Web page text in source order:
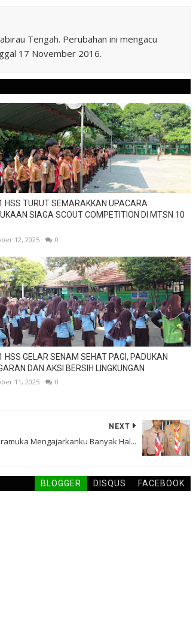
Tengah. Perubahan ini mengacu
17 November 2016.
HSS TURUT SEMARAKKAN UPACARA
SIAGA SCOUT COMPETITION DI MTSN 10
12, 2025 0
HSS GELAR SENAM SEHAT PAGI, PADUKAN
DAN AKSI BERSIH LINGKUNGAN
11, 2025 0
NEXT
Mengajarkanku Banyak Hal...
BLOGGER DISQUS FACEBOOK